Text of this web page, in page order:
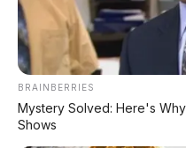
📸 Toyota Innova Diesel
gigit jari gara-gara
BRAINBERRIES
Mystery Solved: Here's
Shows